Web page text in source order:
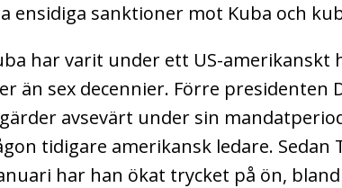
ensidiga sanktioner mot Kuba och
har varit under ett US-amerikanskt
än sex decennier. Förre presidenten
avsevärt under sin
tidigare amerikansk ledare.
har han ökat trycket på ön,